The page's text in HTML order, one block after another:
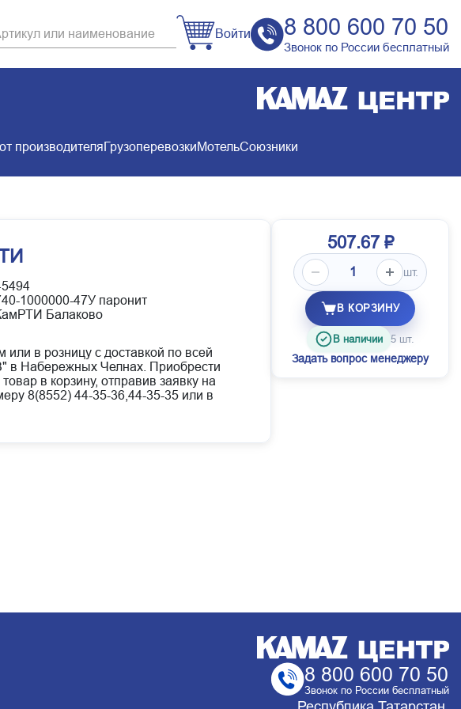
Войти 8 800 600 70 50
Звонок по России бесплатный
производителяГрузоперевозкиМотельСоюзники
1000000-47У паронит
Балаково
или в розницу с доставкой по всей
в Набережных Челнах. Приобрести
в корзину, отправив заявку на
8(8552) 44-35-36,44-35-35 или в
507.67 ₽
шт.
В КОРЗИНУ
В наличии 5 шт.
Задать вопрос менеджеру
8 800 600 70 50
Звонок по России бесплатный